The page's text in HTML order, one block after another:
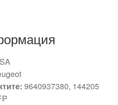
9640937380, 144205